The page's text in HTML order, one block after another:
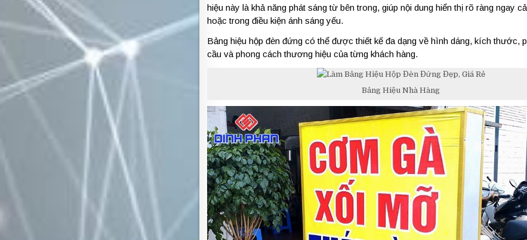
hiệu này là khả năng phát sáng từ bên trong, giúp nội dung hiển thị rõ ràng ngay
hoặc trong điều kiện ánh sáng yếu.
Bảng hiệu hộp đèn đứng có thể được thiết kế đa dạng về hình dáng, kích thước,
cầu và phong cách thương hiệu của từng khách hàng.
Bảng Hiệu Nhà Hàng